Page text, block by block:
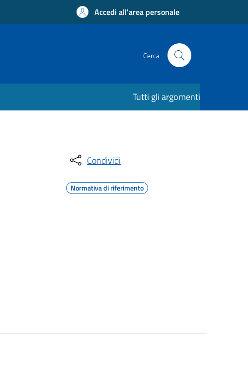
Accedi all'area personale
Cerca
Tutti gli argomenti
Condividi
Normativa di riferimento